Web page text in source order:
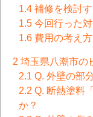
1.4 補修を検討
1.5 今回行った対
1.6 費用の考え方
2 埼玉県八潮市の
2.1 Q. 外壁の部
2.2 Q. 断熱塗料
か？